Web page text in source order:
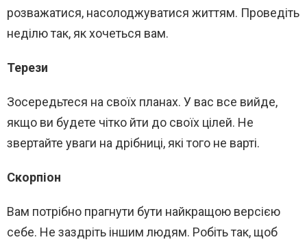
розважатися, насолоджуватися життям. Проведіть
неділю так, як хочеться вам.
Терези
Зосередьтеся на своїх планах. У вас все вийде,
якщо ви будете чітко йти до своїх цілей. Не
звертайте уваги на дрібниці, які того не варті.
Скорпіон
Вам потрібно прагнути бути найкращою версією
себе. Не заздріть іншим людям. Робіть так, щоб